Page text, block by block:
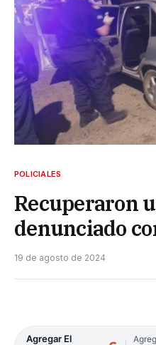
POLICIALES
Recuperaron
denunciado
19 de agosto de 2024
Agregar El